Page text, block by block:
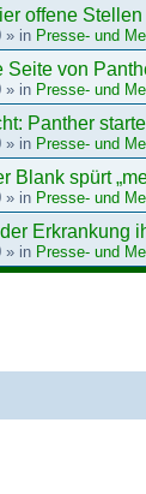
offene
» in Presse- und
Seite von
» in Presse- und
Panther
» in Presse- und
Blank spürt
» in Presse- und
Erkrankung
» in Presse- und